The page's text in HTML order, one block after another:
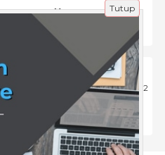
7 Maret 2025 | 461
Terbaru Dan Populer 2021
30 Agu 2021 | 2862
Tutup